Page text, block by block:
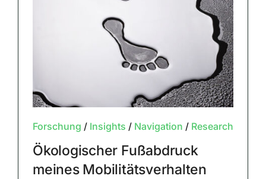
Forschung / Insights / Navigation / Research
Ökologischer Fußabdruck
meines Mobilitätsverhalten